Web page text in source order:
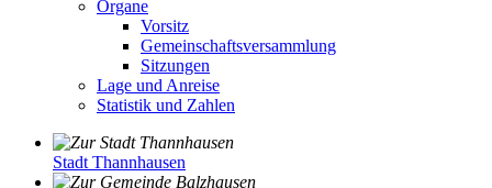
Organe
Vorsitz
Gemeinschaftsversammlung
Sitzungen
Lage und Anreise
Statistik und Zahlen
Stadt Thannhausen